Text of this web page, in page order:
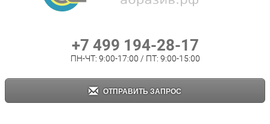
+7 499 194-28-17
ПН-ЧТ: 9:00-17:00 / ПТ: 9:00-15:00
ОТПРАВИТЬ ЗАПРОС